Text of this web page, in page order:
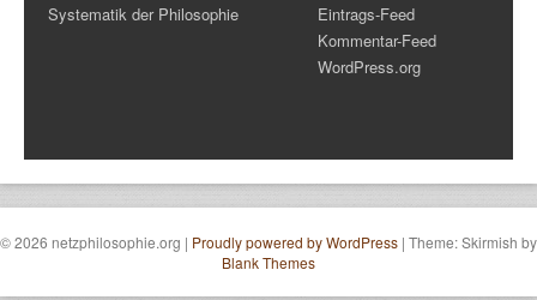
Systematik der Philosophie
Eintrags-Feed
Kommentar-Feed
WordPress.org
© 2026 netzphilosophie.org | Proudly powered by WordPress | Theme: Skirmish by
Blank Themes